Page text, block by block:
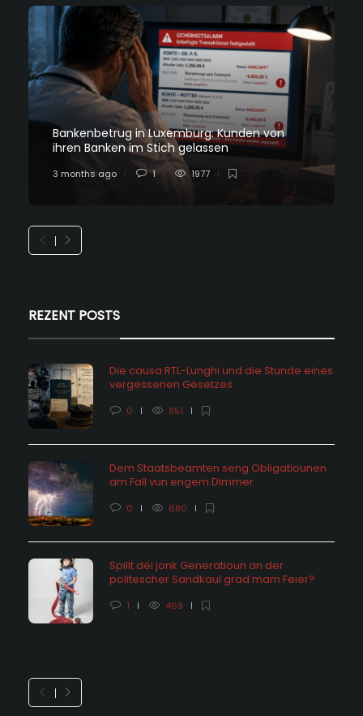
Bankenbetrug in Luxemburg: Kunden von
ihren Banken im Stich gelassen
3 months ago 1 1977
REZENT POSTS
Die causa RTL-Lunghi und die Stunde eines
vergessenen Gesetzes
0 851
Dem Staatsbeamten seng Obligatiounen
am Fall vun engem Dimmer
0 680
Spillt déi jonk Generatioun an der
politescher Sandkaul grad mam Feier?
1 469